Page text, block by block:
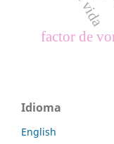
factor de
Idioma
English